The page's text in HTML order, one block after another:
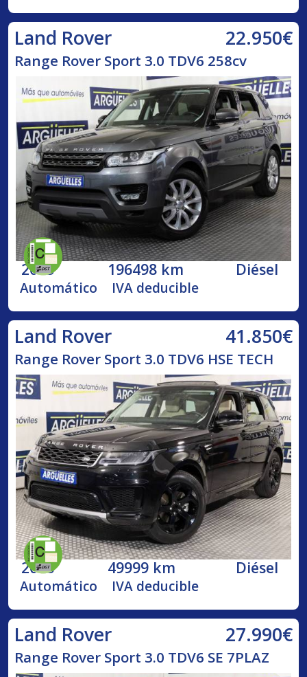
Land Rover 22.950€
Range Rover Sport 3.0 TDV6 258cv
2015 196498 km Diésel
Automático IVA deducible
Land Rover 41.850€
Range Rover Sport 3.0 TDV6 HSE TECH
2018 49999 km Diésel
Automático IVA deducible
Land Rover 27.990€
Range Rover Sport 3.0 TDV6 SE 7PLAZ